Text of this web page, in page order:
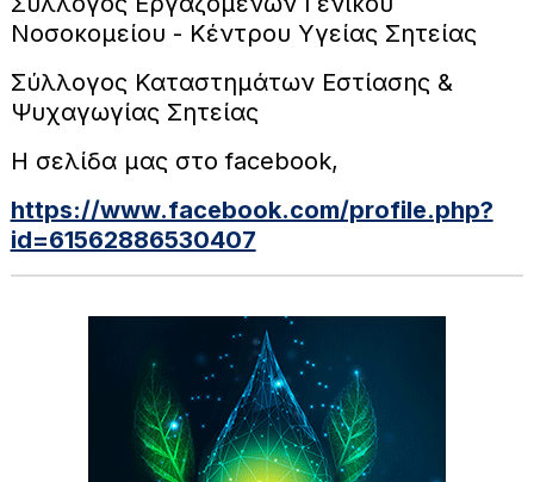
Νοσοκομείου - Κέντρου Υγείας Σητείας
Σύλλογος Καταστημάτων Εστίασης &
Ψυχαγωγίας Σητείας
Η σελίδα μας στο facebook,
https://www.facebook.com/profile.php?
id=61562886530407